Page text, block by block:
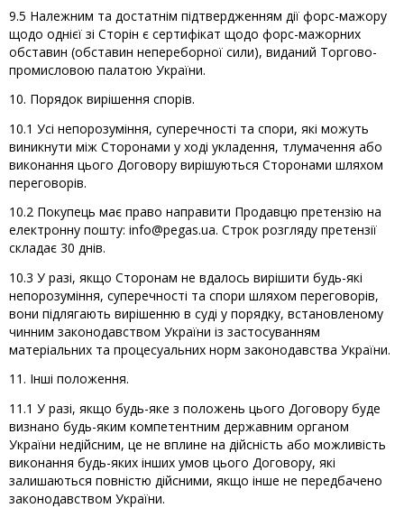
9.5 Належним та достатнім підтвердженням дії форс-мажору
щодо однієї зі Сторін є сертифікат щодо форс-мажорних
обставин (обставин непереборної сили), виданий Торгово-
промисловою палатою України.
10. Порядок вирішення спорів.
10.1 Усі непорозуміння, суперечності та спори, які можуть
виникнути між Сторонами у ході укладення, тлумачення або
виконання цього Договору вирішуються Сторонами шляхом
переговорів.
10.2 Покупець має право направити Продавцю претензію на
електронну пошту: info@pegas.ua. Строк розгляду претензії
складає 30 днів.
10.3 У разі, якщо Сторонам не вдалось вирішити будь-які
непорозуміння, суперечності та спори шляхом переговорів,
вони підлягають вирішенню в суді у порядку, встановленому
чинним законодавством України із застосуванням
матеріальних та процесуальних норм законодавства України.
11. Інші положення.
11.1 У разі, якщо будь-яке з положень цього Договору буде
визнано будь-яким компетентним державним органом
України недійсним, це не вплине на дійсність або можливість
виконання будь-яких інших умов цього Договору, які
залишаються повністю дійсними, якщо інше не передбачено
законодавством України.